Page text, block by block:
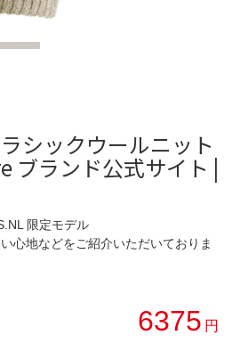
シックウールニット
ブランド公式サイト |
限定モデル
心地などをご紹介いただいておりま
6375 円